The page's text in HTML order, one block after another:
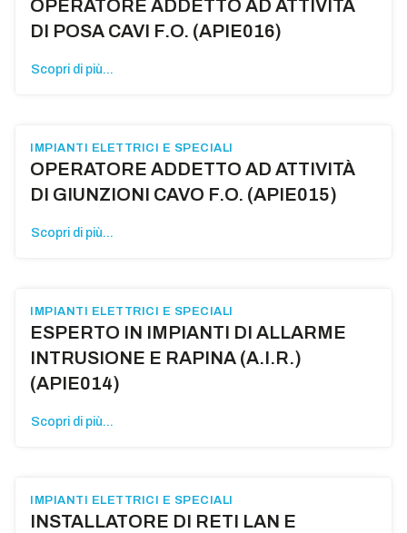
OPERATORE ADDETTO AD ATTIVITÀ
DI POSA CAVI F.O. (APIE016)
Scopri di più...
IMPIANTI ELETTRICI E SPECIALI
OPERATORE ADDETTO AD ATTIVITÀ
DI GIUNZIONI CAVO F.O. (APIE015)
Scopri di più...
IMPIANTI ELETTRICI E SPECIALI
ESPERTO IN IMPIANTI DI ALLARME
INTRUSIONE E RAPINA (A.I.R.)
(APIE014)
Scopri di più...
IMPIANTI ELETTRICI E SPECIALI
INSTALLATORE DI RETI LAN E